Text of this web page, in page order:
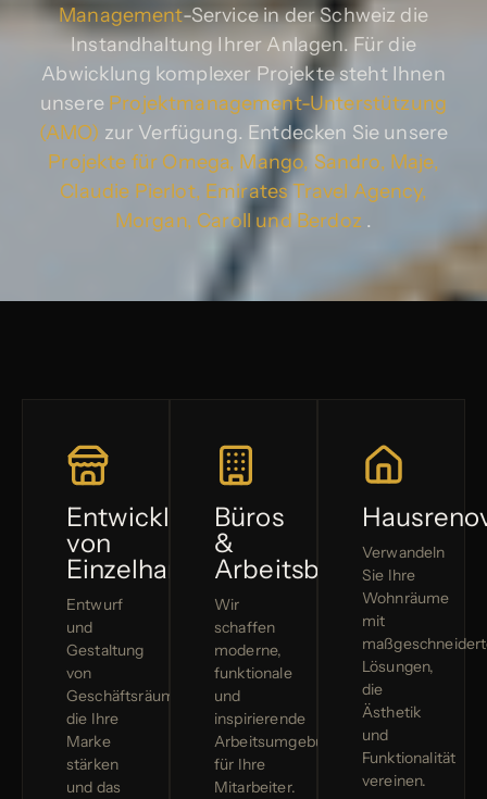
Management-Service in der Schweiz die
Instandhaltung Ihrer Anlagen. Für die
Abwicklung komplexer Projekte steht Ihnen
unsere Projektmanagement-Unterstützung
(AMO) zur Verfügung. Entdecken Sie unsere
Projekte für Omega, Mango, Sandro, Maje,
Claudie Pierlot, Emirates Travel Agency,
Morgan, Caroll und Berdoz .
Entwicklung
von
Einzelhandelsflächen
Entwurf
und
Gestaltung
von
Geschäftsräumen,
die Ihre
Marke
stärken
und das
Büros
&
Arbeitsbereiche
Wir
schaffen
moderne,
funktionale
und
inspirierende
Arbeitsumgebungen
für Ihre
Mitarbeiter.
Verwandeln
Sie Ihre
Wohnräume
mit
Lösungen,
die
Ästhetik
und
Funktionalität
vereinen.